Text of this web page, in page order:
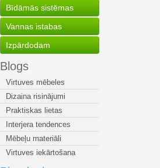
Bīdāmās sistēmas
Vannas istabas
Izpārdodam
Blogs
Virtuves mēbeles
Dizaina risinājumi
Praktiskas lietas
Interjera tendences
Mēbeļu materiāli
Virtuves iekārtošana